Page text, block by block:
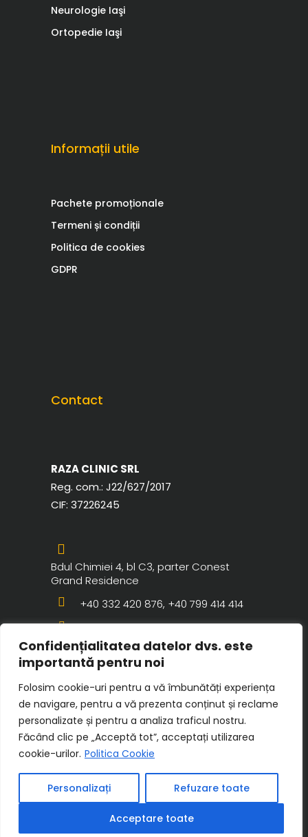
Confidențialitatea datelor dvs. este
importantă pentru noi
Folosim cookie-uri pentru a vă îmbunătăți experiența
de navigare, pentru a vă prezenta conținut și reclame
personalizate și pentru a analiza traficul nostru.
Făcând clic pe „Acceptă tot”, acceptați utilizarea
cookie-urilor. Politica Cookie
Personalizați Refuzare toate
Acceptare toate
Neurologie Iaşi
Ortopedie Iaşi
Informații utile
Pachete promoționale
Termeni și condiții
Politica de cookies
GDPR
Contact
RAZA CLINIC SRL
Reg. com.: J22/627/2017
CIF: 37226245
Bdul Chimiei 4, bl C3, parter Conest
Grand Residence
+40 332 420 876, +40 799 414 414
contact@razaclinic.ro
© 2025 Copyright Raza Clinic. Toate
drepturile rezervate. Website realizat de
INNVISION.RO.